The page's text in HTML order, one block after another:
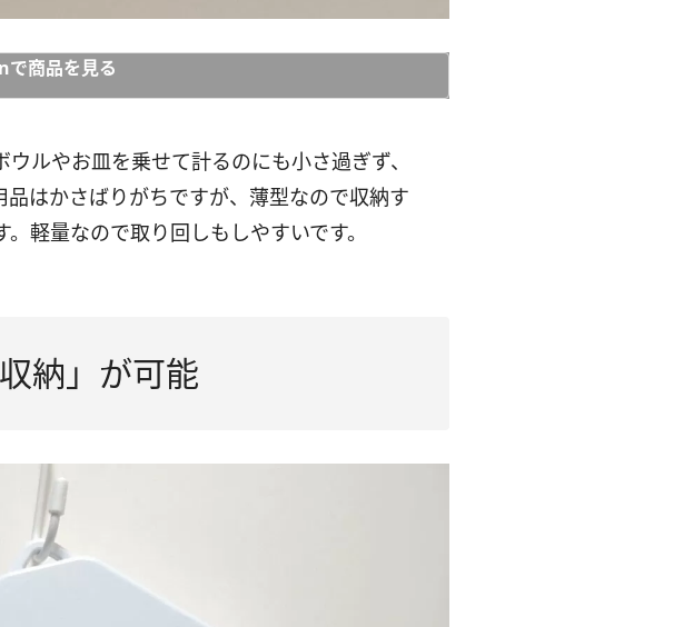
商品を見る
ルやお皿を乗せて計るのにも小さ過ぎず、
はかさばりがちですが、薄型なので収納す
軽量なので取り回しもしやすいです。
納」が可能